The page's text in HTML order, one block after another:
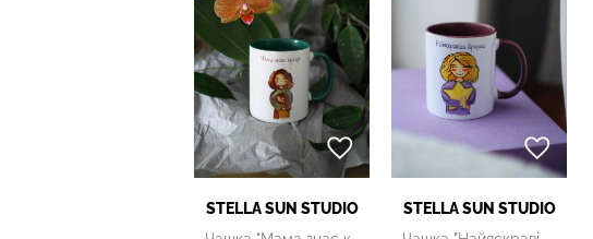
STELLA SUN STUDIO
STELLA SUN STUDIO